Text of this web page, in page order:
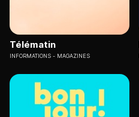
Télématin
INFORMATIONS MAGAZINES